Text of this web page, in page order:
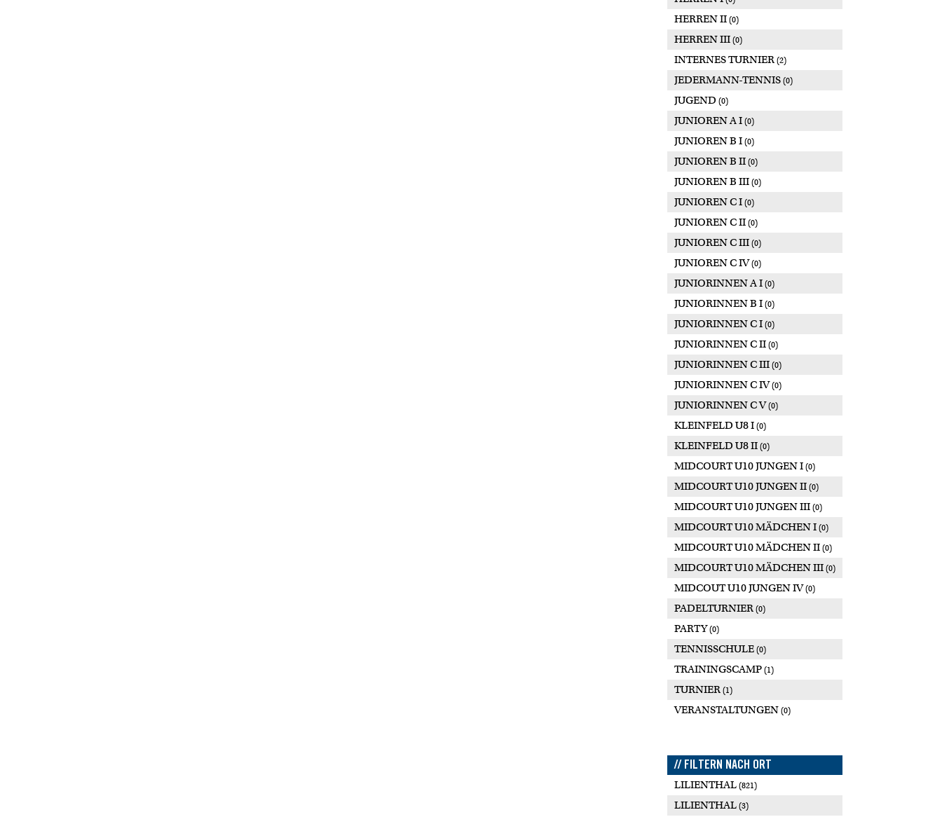
HERREN II (0)
HERREN III (0)
INTERNES TURNIER (2)
JEDERMANN-TENNIS (0)
JUGEND (0)
JUNIOREN A I (0)
JUNIOREN B I (0)
JUNIOREN B II (0)
JUNIOREN B III (0)
JUNIOREN C I (0)
JUNIOREN C II (0)
JUNIOREN C III (0)
JUNIOREN C IV(0)
JUNIORINNEN A I (0)
JUNIORINNEN B I (0)
JUNIORINNEN C I (0)
JUNIORINNEN C II (0)
JUNIORINNEN C III (0)
JUNIORINNEN C IV(0)
JUNIORINNEN C V(0)
KLEINFELD U8 I (0)
KLEINFELD U8 II (0)
MIDCOURT U10 JUNGEN I (0)
MIDCOURT U10 JUNGEN II (0)
MIDCOURT U10 JUNGEN III (0)
MIDCOURT U10 MÄDCHEN I (0)
MIDCOURT U10 MÄDCHEN II (0)
MIDCOURT U10 MÄDCHEN III (0)
MIDCOUT U10 JUNGEN IV(0)
PADELTURNIER (0)
PARTY(0)
TENNISSCHULE (0)
TRAININGSCAMP (1)
TURNIER (1)
VERANSTALTUNGEN (0)
// FILTERN NACH ORT
LILIENTHAL (821)
LILIENTHAL (3)